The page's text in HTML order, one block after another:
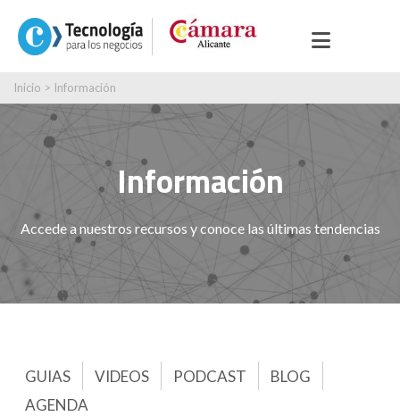
Inicio > Información
Información
Accede a nuestros recursos y conoce las últimas tendencias
GUIAS VIDEOS PODCAST
BLOG
AGENDA